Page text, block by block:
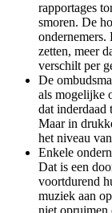
rapportages
smoren. De
ondernemers.
zetten, meer
verschilt per
De
als mogelijke
dat inderdaad
Maar in
het niveau
Enkele
Dat is een
voortdurend
muziek aan
niet